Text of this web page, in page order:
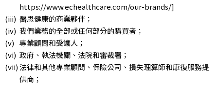
https://www.echealthcare.com/our-brands/]
醫思健康的商業夥伴；
我們業務的全部或任何部分的購買者；
專業顧問和受讓人；
政府、執法機關、法院和審裁署；
法律和其他專業顧問、保險公司、損失理算師和康復服務提
供商；